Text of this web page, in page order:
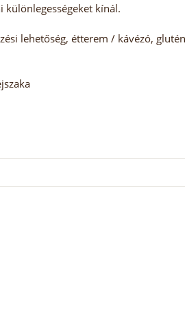
kínál.
lehetőség, étterem / kávézó,